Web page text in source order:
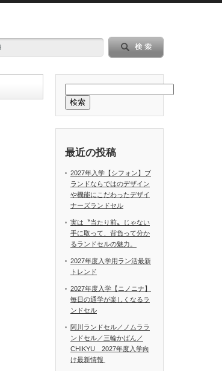
検索
最近の投稿
2027年入学【シフォン】ブ
ランドならではのデザイン
や機能にこだわったデザイ
ナーズランドセル
実は〝当たり前〟じゃない
手に取って、背負って分か
るランドセルの魅力。
2027年度入学用ラン活最新
トレンド
2027年度入学【ニノニナ】
毎日の通学が楽しくなるラ
ンドセル
阿川ランドセル／ノムララ
ンドセル／三輪かばん／
CHIKYU 2027年度入学向
け最新情報